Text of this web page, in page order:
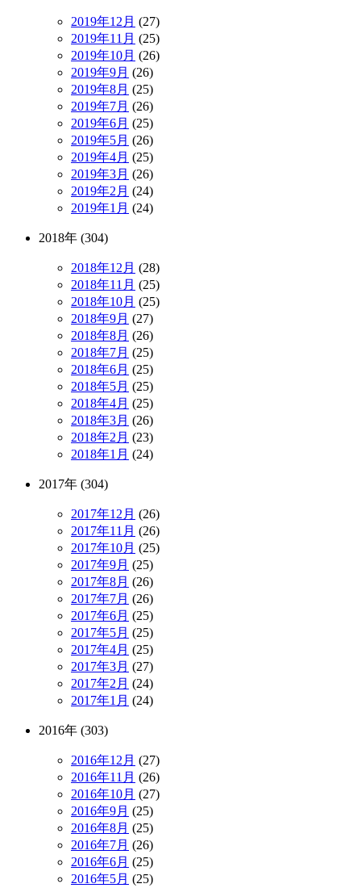
2019年12月 (27)
2019年11月 (25)
2019年10月 (26)
2019年9月 (26)
2019年8月 (25)
2019年7月 (26)
2019年6月 (25)
2019年5月 (26)
2019年4月 (25)
2019年3月 (26)
2019年2月 (24)
2019年1月 (24)
2018年 (304)
2018年12月 (28)
2018年11月 (25)
2018年10月 (25)
2018年9月 (27)
2018年8月 (26)
2018年7月 (25)
2018年6月 (25)
2018年5月 (25)
2018年4月 (25)
2018年3月 (26)
2018年2月 (23)
2018年1月 (24)
2017年 (304)
2017年12月 (26)
2017年11月 (26)
2017年10月 (25)
2017年9月 (25)
2017年8月 (26)
2017年7月 (26)
2017年6月 (25)
2017年5月 (25)
2017年4月 (25)
2017年3月 (27)
2017年2月 (24)
2017年1月 (24)
2016年 (303)
2016年12月 (27)
2016年11月 (26)
2016年10月 (27)
2016年9月 (25)
2016年8月 (25)
2016年7月 (26)
2016年6月 (25)
2016年5月 (25)